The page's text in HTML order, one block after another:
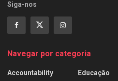
Siga-nos
Navegar por categoria
Accountability
Educação